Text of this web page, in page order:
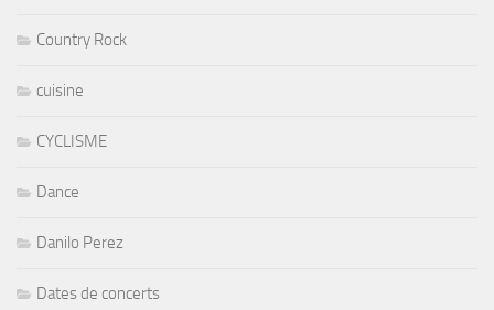
Country Rock
cuisine
CYCLISME
Dance
Danilo Perez
Dates de concerts